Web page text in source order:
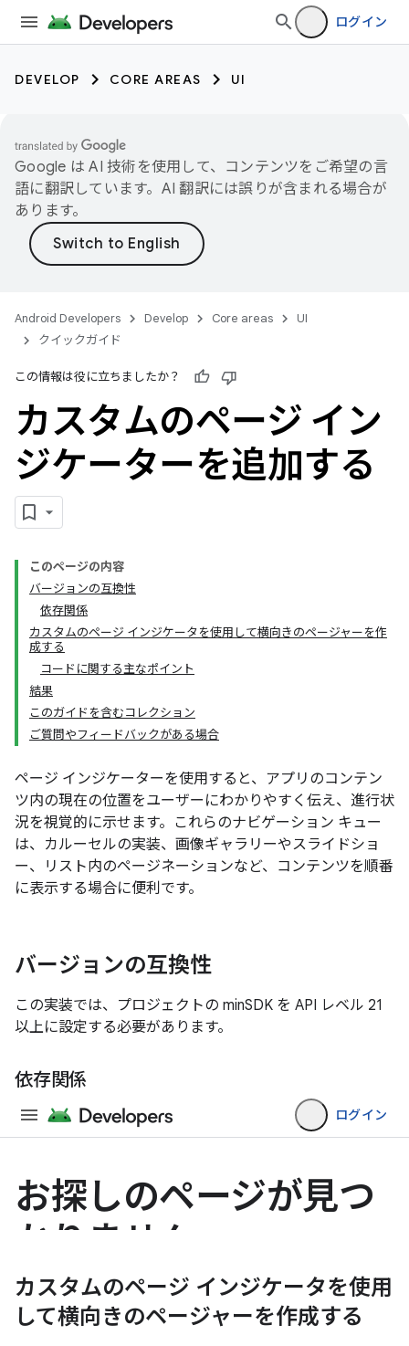
ログイン
DEVELOP CORE AREAS UI
Google は AI 技術を使用して、コンテンツをご希望の言
語に翻訳しています。AI 翻訳には誤りが含まれる場合が
あります。
Android Developers Develop Core areas
UI
クイックガイド
この情報は役に立ちましたか？
カスタムのページ イン
ジケーターを追加する
このページの内容
バージョンの互換性
依存関係
カスタムのページ インジケータを使用して横向きのページャーを作
成する
コードに関する主なポイント
結果
このガイドを含むコレクション
ご質問やフィードバックがある場合
ページ インジケーターを使用すると、アプリのコンテン
ツ内の現在の位置をユーザーにわかりやすく伝え、進行状
況を視覚的に示せます。これらのナビゲーション キュー
は、カルーセルの実装、画像ギャラリーやスライドショ
ー、リスト内のページネーションなど、コンテンツを順番
に表示する場合に便利です。
バージョンの互換性
この実装では、プロジェクトの minSDK を API レベル 21
以上に設定する必要があります。
依存関係
カスタムのページ インジケータを使用
して横向きのページャーを作成する